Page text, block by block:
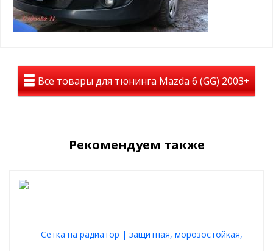
помогает сохранить тепло в моторном отсеке
простая САМОСТОЯТЕЛЬНАЯ установка, крепится
пластиковыми винтами в ячейку защитной сетки
Все товары для тюнинга Mazda 6 (GG) 2003+
Рекомендуем также